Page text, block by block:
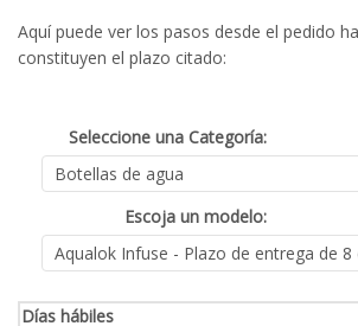
Aquí puede ver los pasos desde el pedido
constituyen el plazo citado:
Seleccione una Categoría:
Escoja un modelo:
Días hábiles